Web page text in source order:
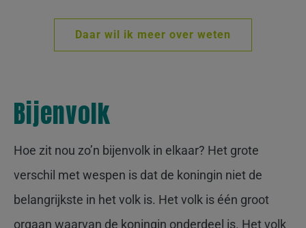
Daar wil ik meer over weten
Bijenvolk
Hoe zit nou zo’n bijenvolk in elkaar? Het grote
verschil met wespen is dat de koningin niet de
belangrijkste in het volk is. Het volk is één groot
orgaan waarvan de koningin onderdeel is. Het volk